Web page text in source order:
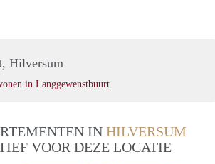
Hilversum
in Langgewenstbuurt
IN HILVERSUM
VOOR DEZE LOCATIE